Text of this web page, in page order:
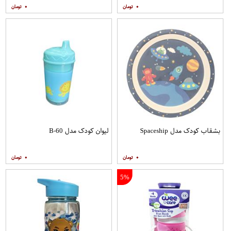
۰ ۰
بشقاب کودک مدل Spaceship
۰
لیوان کودک مدل B-60
۰
5%